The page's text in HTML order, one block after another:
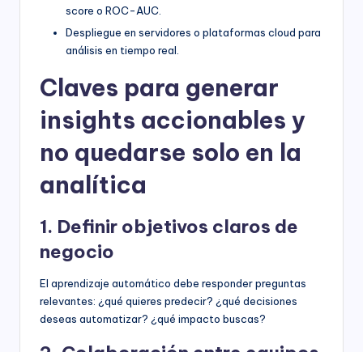
score o ROC-AUC.
Despliegue en servidores o plataformas cloud para
análisis en tiempo real.
Claves para generar
insights accionables y
no quedarse solo en la
analítica
1. Definir objetivos claros de
negocio
El aprendizaje automático debe responder preguntas
relevantes: ¿qué quieres predecir? ¿qué decisiones
deseas automatizar? ¿qué impacto buscas?